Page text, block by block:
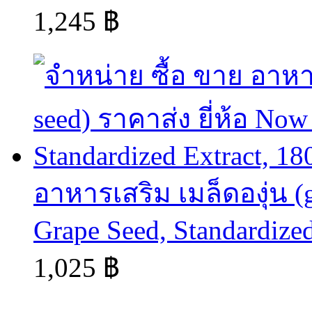
1,245 ฿
อาหารเสริม เมล็ดองุ่น
Grape Seed,
1,025 ฿